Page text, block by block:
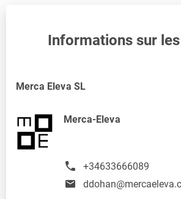
Informations sur
Merca Eleva SL
Merca-Eleva
+34633666089